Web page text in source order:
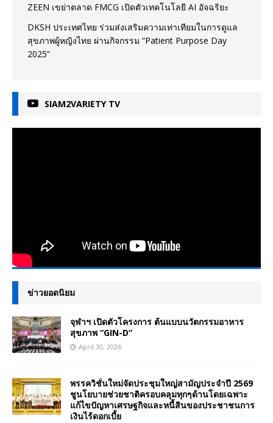
ZEEN เขย่าตลาด FMCG เปิดตัวเทคโนโลยี AI อัจฉริยะ
DKSH ประเทศไทย ร่วมส่งเสริมความเท่าเทียมในการดูแล
สุขภาพผู้หญิงไทย ผ่านกิจกรรม “Patient Purpose Day
2025”
SIAM2VARIETY TV
ข่าวยอดนิยม
จุฬาฯ เปิดตัวโครงการ ต้นแบบนวัตกรรมอาหาร
สุขภาพ “GIN-D”
April 30, 2026
พรรควิชั่นใหม่จัดประชุมใหญ่สามัญประจำปี 2569
ชูนโยบายช่วยชาติครอบคลุมทุกๆด้านโดยเฉพาะ
แก้ไขปัญหาเศรษฐกิจและหนี้สินของประชาชนการ
เงินไร้ดอกเบี้ย